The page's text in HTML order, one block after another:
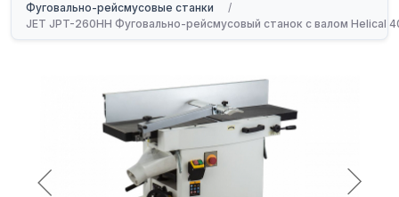
Фуговально-рейсмусовые станки
/
JET JPT-260HH Фуговально-рейсмусовый станок с валом Helical